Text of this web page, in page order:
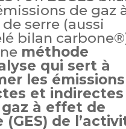
de gaz
serre (aussi
bilan
méthode
qui sert à
les émissions
et indirectes
à effet de
(GES) de